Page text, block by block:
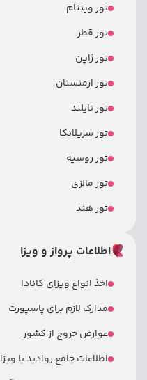
تور ویتنام
تور قطر
تور ژاپن
تور ارمنستان
تور تایلند
تور سریلانکا
تور روسیه
تور مالزی
تور هند
اطلاعات پرواز و ویزا
اخذ انواع ویزای کانادا
مدارک لازم برای پاسپورت
عوارض خروج از کشور
اطلاعات جامع روادید یا ویزا